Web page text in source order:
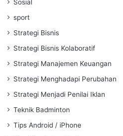
Sosial
sport
Strategi Bisnis
Strategi Bisnis Kolaboratif
Strategi Manajemen Keuangan
Strategi Menghadapi Perubahan
Strategi Menjadi Penilai Iklan
Teknik Badminton
Tips Android / iPhone